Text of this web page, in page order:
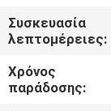
ΜΑΖΊ
ΜΑΣ
Συσκευασία
λεπτομέρειες:
Χρόνος
παράδοσης: